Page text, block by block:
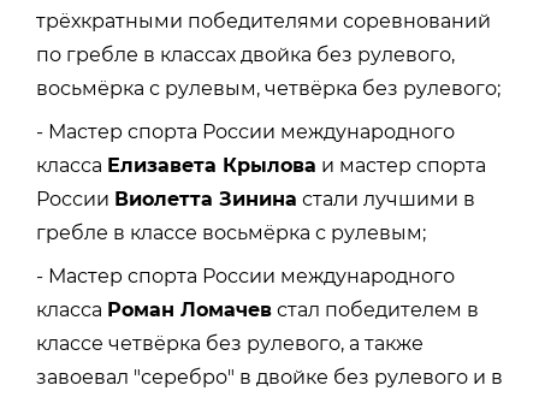
трёхкратными победителями соревнований
по гребле в классах двойка без рулевого,
восьмёрка с рулевым, четвёрка без рулевого;
- Мастер спорта России международного
класса Елизавета Крылова и мастер спорта
России Виолетта Зинина стали лучшими в
гребле в классе восьмёрка с рулевым;
- Мастер спорта России международного
класса Роман Ломачев стал победителем в
классе четвёрка без рулевого, а также
завоевал "серебро" в двойке без рулевого и в